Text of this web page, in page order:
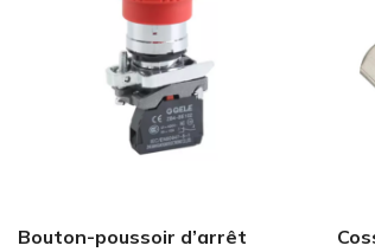
Bouton-poussoir d’arrêt